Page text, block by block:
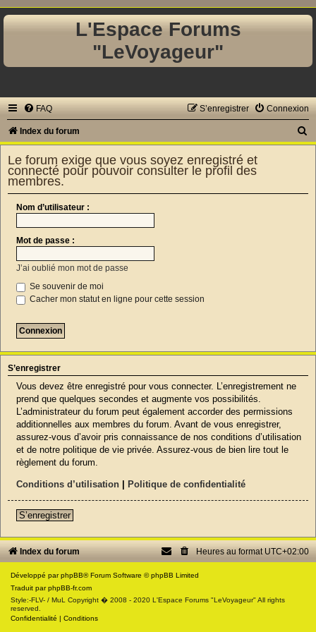
L'Espace Forums
"LeVoyageur"
FAQ Connexion
S’enregistrer
Index du forum
Le forum exige que vous soyez enregistré et
connecté pour pouvoir consulter le profil des
membres.
Nom d’utilisateur :
Mot de passe :
J’ai oublié mon mot de passe
Se souvenir de moi
Cacher mon statut en ligne pour cette session
S’enregistrer
Vous devez être enregistré pour vous connecter. L’enregistrement ne
prend que quelques secondes et augmente vos possibilités.
L’administrateur du forum peut également accorder des permissions
additionnelles aux membres du forum. Avant de vous enregistrer,
assurez-vous d’avoir pris connaissance de nos conditions d’utilisation
et de notre politique de vie privée. Assurez-vous de bien lire tout le
règlement du forum.
Conditions d’utilisation Politique de confidentialité
S’enregistrer
Index du forum Heures au format UTC+02:00
Développé parphpBB® Forum Software © phpBB Limited
Traduit parphpBB-fr.com
Style:-FLV- / MuL Copyright � 2008 - 2020 L'Espace Forums "LeVoyageur" All rights
reserved.
Confidentialité
Conditions